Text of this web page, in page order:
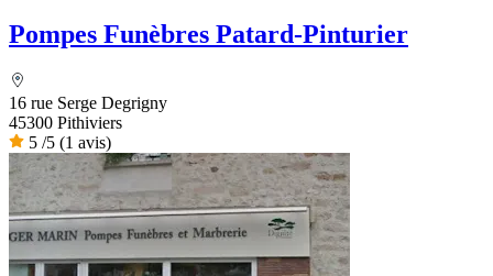
Pompes Funèbres Patard-Pinturier
16 rue Serge Degrigny
45300 Pithiviers
5 /5 (1 avis)